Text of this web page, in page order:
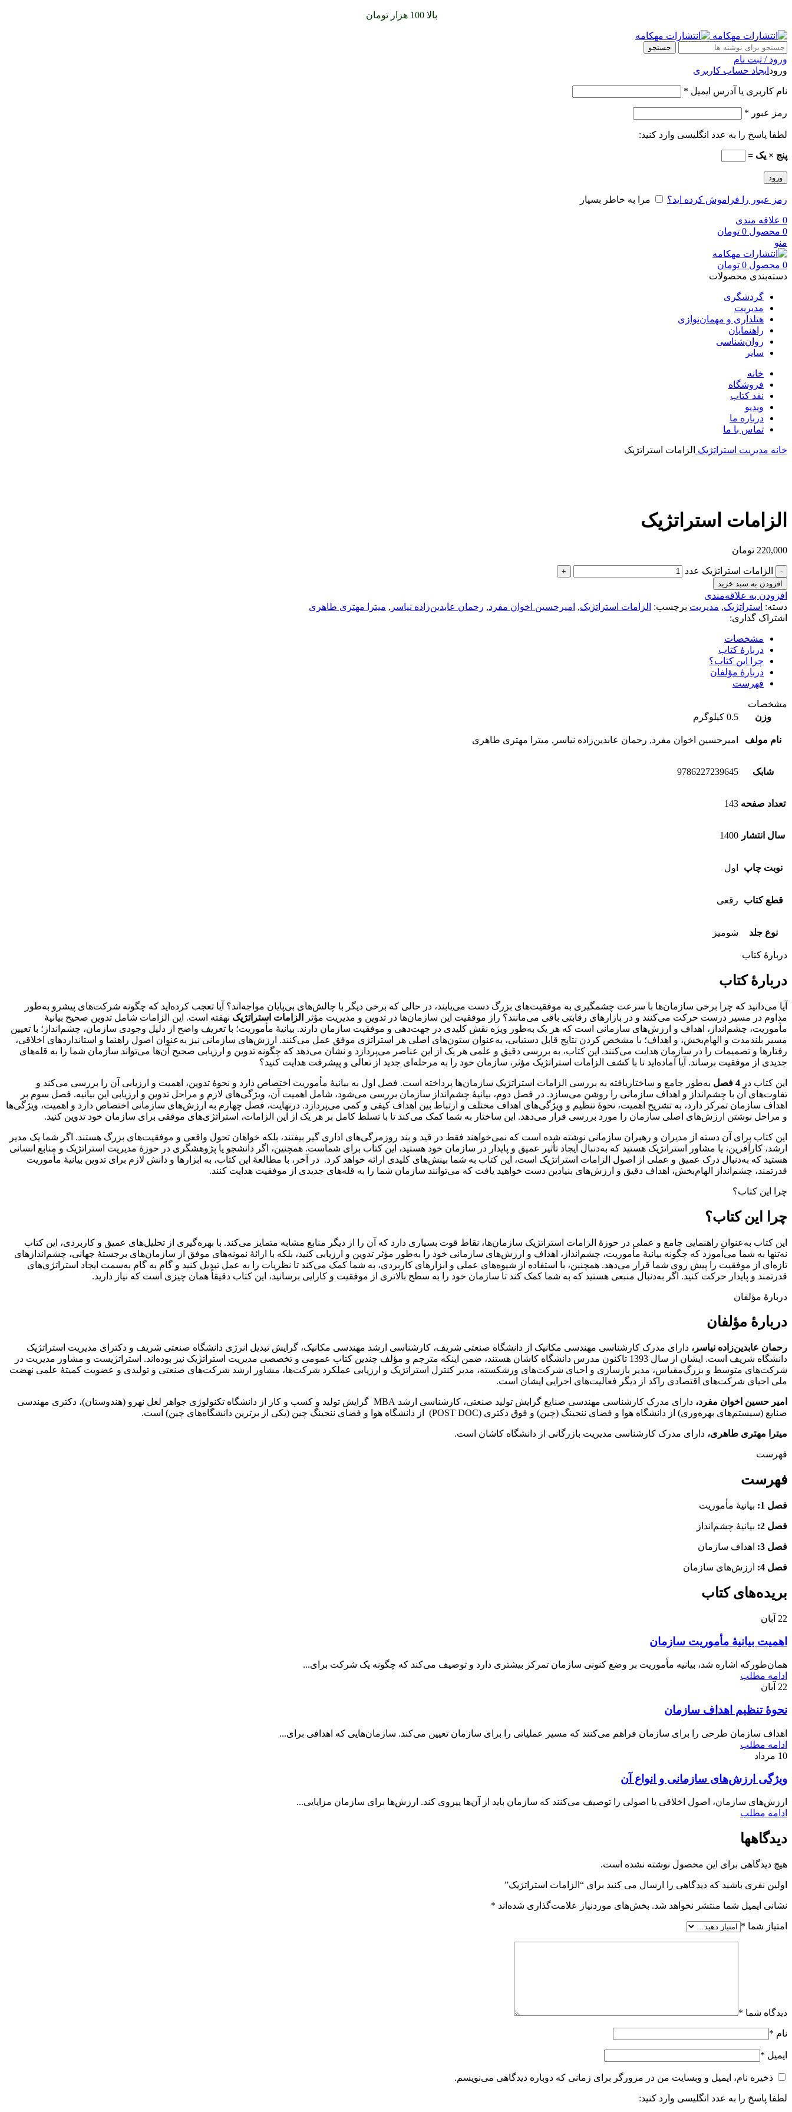
بالا 100 هزار تومان
جستجو
ورود / ثبت نام
ورود ایجاد حساب کاربری
نام کاربری یا آدرس ایمیل *
رمز عبور *
لطفا پاسخ را به عدد انگلیسی وارد کنید:
پنج × یک =
ورود
رمز عبور را فراموش کرده اید؟ مرا به خاطر بسپار
0 علاقه مندی
0 محصول 0 تومان
منو
0 محصول 0 تومان
دسته‌بندی محصولات
گردشگری
مدیریت
هتلداری و مهمان‌نوازی
راهنمایان
روان‌شناسی
سایر
خانه
فروشگاه
نقد کتاب
ویدیو
درباره‌ ما
تماس با ما
خانه مدیریت استراتژیک الزامات استراتژیک
الزامات استراتژیک
220,000 تومان
الزامات استراتژیک عدد
افزودن به سبد خرید
افزودن به علاقه‌مندی
دسته: استراتژیک, مدیریت برچسب: الزامات استراتژیک, اميرحسين اخوان مفرد, رحمان عابدین‌زاده نیاسر , میترا مهتری طاهری
اشتراک گذاری:
مشخصات
دربارۀ کتاب
چرا این کتاب؟
دربارۀ مؤلفان
فهرست
مشخصات
وزن
0.5 کیلوگرم
نام مولف امیرحسین اخوان مفرد, رحمان عابدین‌زاده نیاسر, میترا مهتری طاهری
شابک 9786227239645
تعداد صفحه 143
سال انتشار 1400
نوبت چاپ اول
قطع کتاب رقعی
نوع جلد شومیز
دربارۀ کتاب
دربارۀ کتاب
آیا می‌دانید که چرا برخی سازمان‌ها با سرعت چشمگیری به موفقیت‌های بزرگ دست می‌یابند، در حالی که برخی دیگر با چالش‌های بی‌پایان مواجه‌اند؟ آیا تعجب کرده‌اید که چگونه شرکت‌های پیشرو به‌طور
مداوم در مسیر درست حرکت می‌کنند و در بازارهای رقابتی باقی می‌مانند؟ راز موفقیت این سازمان‌ها در تدوین و مدیریت مؤثر
الزامات استراتژیک نهفته است. این الزامات شامل تدوین صحیح بیانیۀ
مأموریت، چشم‌انداز، اهداف و ارزش‌های سازمانی است که هر یک به‌طور ویژه نقش کلیدی در جهت‌دهی و موفقیت سازمان دارند. بیانیۀ مأموریت؛ با تعریف واضح از دلیل وجودی سازمان، چشم‌انداز؛ با تعیین
مسیر بلندمدت و الهام‌بخش، و اهداف؛ با مشخص کردن نتایج قابل دستیابی، به‌عنوان ستون‌های اصلی هر استراتژی موفق عمل می‌کنند. ارزش‌های سازمانی نیز به‌عنوان اصول راهنما و استانداردهای اخلاقی،
رفتارها و تصمیمات را در سازمان هدایت می‌کنند. این کتاب، به بررسی دقیق و علمی هر یک از این عناصر می‌پردازد و نشان می‌دهد که چگونه تدوین و ارزیابی صحیح آن‌ها می‌تواند سازمان شما را به قله‌های
جدیدی از موفقیت برساند. آیا آماده‌اید تا با کشف الزامات استراتژیک مؤثر، سازمان خود را به مرحله‌ای جدید از تعالی و پیشرفت هدایت کنید؟
این کتاب در 4 فصل‌
به‌طور جامع و ساختاریافته به بررسی الزامات استراتژیک سازمان‌ها پرداخته‌ است. فصل اول به بیانیۀ مأموریت اختصاص دارد و نحوۀ تدوین، اهمیت و ارزیابی آن را بررسی می‌کند و
تفاوت‌های آن با چشم‌انداز و اهداف سازمانی را روشن می‌سازد. در فصل دوم، بیانیۀ چشم‌انداز سازمان بررسی می‌شود، شامل اهمیت آن، ویژگی‌های لازم و مراحل تدوین و ارزیابی این بیانیه. فصل سوم بر
اهداف سازمان تمرکز دارد، به تشریح اهمیت، نحوۀ تنظیم و ویژگی‌های اهداف مختلف و ارتباط بین اهداف کیفی و کمی می‌پردازد. درنهایت، فصل چهارم به ارزش‌های سازمانی اختصاص دارد و اهمیت، ویژگی‌ها
و مراحل نوشتن ارزش‌های اصلی سازمان را مورد بررسی قرار می‌دهد. این ساختار به شما کمک می‌کند تا با تسلط کامل بر هر یک از این الزامات، استراتژی‌های موفقی برای سازمان خود تدوین کنید.
این کتاب برای آن دسته از مدیران و رهبران سازمانی نوشته شده است که نمی‌خواهند فقط در قید و بند روزمرگی‌های اداری گیر بیفتند، بلکه خواهان تحول واقعی و موفقیت‌های بزرگ هستند. اگر شما یک مدیر
ارشد، کارآفرین، یا مشاور استراتژیک هستید که به‌دنبال ایجاد تأثیر عمیق و پایدار در سازمان خود هستید، این کتاب برای شماست. همچنین، اگر دانشجو یا پژوهشگری در حوزۀ مدیریت استراتژیک و منابع انسانی
هستید که به‌دنبال درک عمیق و عملی از اصول الزامات استراتژیک است، این کتاب به شما بینش‌های کلیدی ارائه خواهد کرد. در آخر، با مطالعۀ این کتاب، به ابزارها و دانش لازم برای تدوین بیانیۀ مأموریت
قدرتمند، چشم‌انداز الهام‌بخش، اهداف دقیق و ارزش‌های بنیادین دست خواهید یافت که می‌توانند سازمان شما را به قله‌های جدیدی از موفقیت هدایت کنند.
چرا این کتاب؟
چرا این کتاب؟
این کتاب به‌عنوان راهنمایی جامع و عملی در حوزۀ الزامات استراتژیک سازمان‌ها، نقاط قوت بسیاری دارد که آن را از دیگر منابع مشابه متمایز می‌کند. با بهره‌گیری از تحلیل‌های عمیق و کاربردی، این کتاب
نه‌تنها به شما می‌آموزد که چگونه بیانیۀ مأموریت، چشم‌انداز، اهداف و ارزش‌های سازمانی خود را به‌طور مؤثر تدوین و ارزیابی کنید، بلکه با ارائۀ نمونه‌های موفق از سازمان‌های برجستۀ جهانی، چشم‌اندازهای
تازه‌ای از موفقیت را پیش روی شما قرار می‌دهد. همچنین، با استفاده از شیوه‌های عملی و ابزارهای کاربردی، به شما کمک می‌کند تا نظریات را به عمل تبدیل کنید و گام به گام به‌سمت ایجاد استراتژی‌های
قدرتمند و پایدار حرکت کنید. اگر به‌دنبال منبعی هستید که به شما کمک کند تا سازمان خود را به سطح بالاتری از موفقیت و کارایی برسانید، این کتاب دقیقاً همان چیزی است که نیاز دارید.
دربارۀ مؤلفان
دربارۀ مؤلفان
رحمان عابدین‌زاده نیاسر، دارای مدرک کارشناسی مهندسی مکانیک از دانشگاه صنعتی شریف، کارشناسی ارشد مهندسی مکانیک، گرایش تبدیل انرژی دانشگاه صنعتی شریف و دکترای مدیریت استراتژیک
دانشگاه شریف است. ایشان از سال 1393 تاکنون مدرس دانشگاه کاشان هستند، ضمن اینکه مترجم و مؤلف چندین کتاب عمومی و تخصصی مدیریت استراتژیک نیز بوده‌اند. استراتژیست و مشاور مدیریت در
شرکت‌های متوسط و بزرگ‌مقیاس، مدیر بازسازی و احیای شرکت‌های ورشکسته، مدیر کنترل استراتژیک و ارزیابی عملکرد شرکت‌ها، مشاور ارشد شرکت‌های صنعتی و تولیدی و عضویت کمیتۀ علمی نهضت
ملی احیای شرکت‌های اقتصادی راکد از دیگر فعالیت‌های اجرایی ایشان است.
امیر حسین اخوان مفرد،
دارای مدرک کارشناسی مهندسی صنایع گرایش تولید صنعتی، کارشناسی ارشد MBA گرایش تولید و کسب و کار از دانشگاه تکنولوژی جواهر لعل نهرو (هندوستان)، دکتری مهندسی
صنایع (سیستم‌های بهره‌وری) از دانشگاه هوا و فضای ننجینگ (چین) و فوق دکتری (POST DOC) از دانشگاه هوا و فضای ننجینگ چین (یکی از برترین دانشگاه‌های چین) است.
میترا مهتری طاهری، دارای مدرک کارشناسی مدیریت بازرگانی از دانشگاه کاشان است.
فهرست
فهرست
فصل 1: بيانيۀ مأموريت
فصل 2: بيانيۀ چشم‌انداز
فصل 3: اهداف سازمان
فصل 4: ارزش‌های سازمان
بریده‌های کتاب
22 آبان
اهمیت بیانیۀ مأموریت سازمان
همان‌طورکه اشاره شد، بیانیه مأموریت بر وضع کنونی سازمان تمرکز بیشتری دارد و توصیف می‌کند که چگونه یک شرکت برای...
ادامه مطلب
22 آبان
نحوۀ تنظیم اهداف سازمان
اهداف سازمان طرحی را برای سازمان فراهم می‌کنند که مسیر عملیاتی را برای سازمان تعیین می‌کند. سازمان‌هایی که اهدافی برای...
ادامه مطلب
10 مرداد
ویژگی ارزش‌های سازمانی و انواع آن
ارزش‌های سازمان، اصول اخلاقی یا اصولی را توصیف می‌کنند که سازمان باید از آن‌ها پیروی کند. ارزش‌ها برای سازمان مزایایی...
ادامه مطلب
دیدگاهها
هیچ دیدگاهی برای این محصول نوشته نشده است.
اولین نفری باشید که دیدگاهی را ارسال می کنید برای “الزامات استراتژیک”
نشانی ایمیل شما منتشر نخواهد شد. بخش‌های موردنیاز علامت‌گذاری شده‌اند *
امتیاز شما *
دیدگاه شما *
نام *
ایمیل *
ذخیره نام، ایمیل و وبسایت من در مرورگر برای زمانی که دوباره دیدگاهی می‌نویسم.
لطفا پاسخ را به عدد انگلیسی وارد کنید: